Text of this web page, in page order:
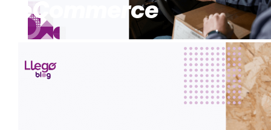
Servicio express y seguimiento en
nuestros beneficios
eCommerce